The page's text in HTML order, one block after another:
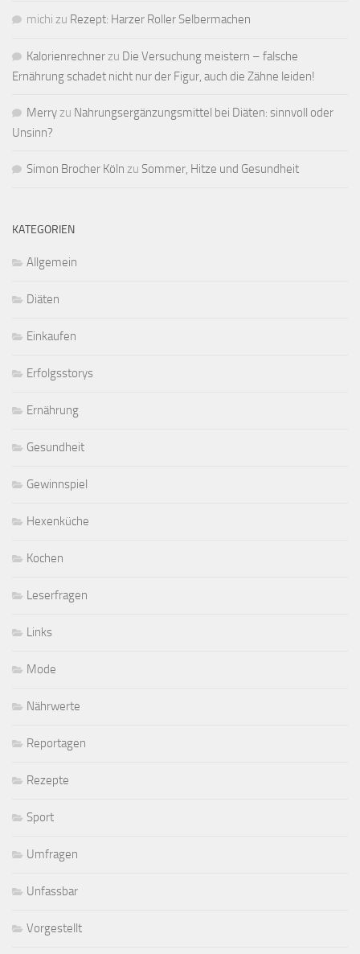
michi zu Rezept: Harzer Roller Selbermachen
Kalorienrechnerzu Die Versuchung meistern – falsche
Ernährung schadet nicht nur der Figur, auch die Zähne leiden!
Merryzu Nahrungsergänzungsmittel bei Diäten: sinnvoll oder
Unsinn?
Simon Brocher Köln zu Sommer, Hitze und Gesundheit
KATEGORIEN
Allgemein
Diäten
Einkaufen
Erfolgsstorys
Ernährung
Gesundheit
Gewinnspiel
Hexenküche
Kochen
Leserfragen
Links
Mode
Nährwerte
Reportagen
Rezepte
Sport
Umfragen
Unfassbar
Vorgestellt